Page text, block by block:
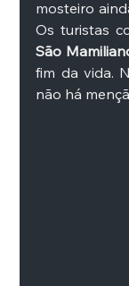
mosteiro
Os turistas
São
fim da vida.
não há